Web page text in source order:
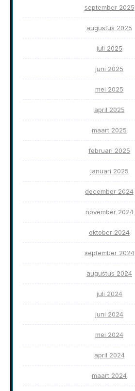
september 2025
augustus 2025
juli 2025
juni 2025
mei 2025
april 2025
maart 2025
februari 2025
januari 2025
december 2024
november 2024
oktober 2024
september 2024
augustus 2024
juli 2024
juni 2024
mei 2024
april 2024
maart 2024